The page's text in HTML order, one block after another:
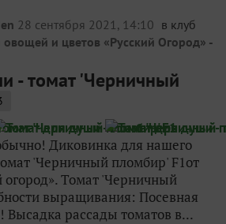
28 сентября 2021, 14:10 в клуб
овощей и цветов «Русский Огород» -
- томат 'Черничный
Диковинка для нашего
'Черничный пломбир' F1от
огород». Томат 'Черничный
выращивания: Посевная
Высадка рассады томатов в...